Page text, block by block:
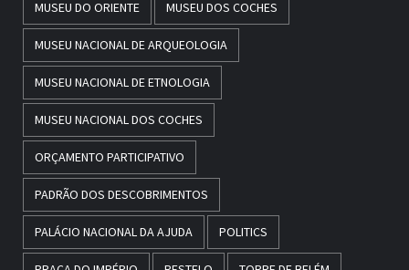
MUSEU DO ORIENTE MUSEU DOS COCHES
MUSEU NACIONAL DE ARQUEOLOGIA
MUSEU NACIONAL DE ETNOLOGIA
MUSEU NACIONAL DOS COCHES
ORÇAMENTO PARTICIPATIVO
PADRÃO DOS DESCOBRIMENTOS
PALÁCIO NACIONAL DA AJUDA POLITICS